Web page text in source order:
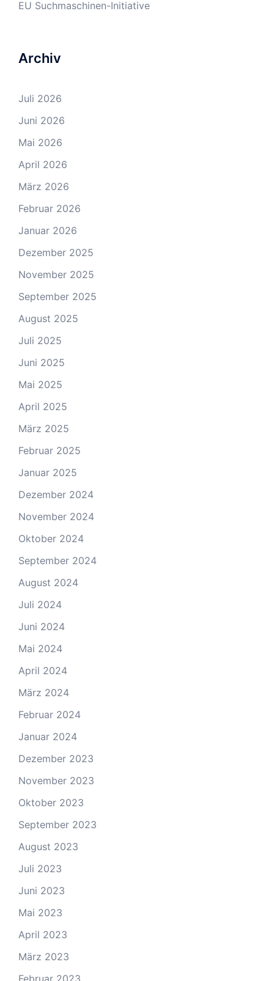
EU Suchmaschinen-Initiative
Archiv
Juli 2026
Juni 2026
Mai 2026
April 2026
März 2026
Februar 2026
Januar 2026
Dezember 2025
November 2025
September 2025
August 2025
Juli 2025
Juni 2025
Mai 2025
April 2025
März 2025
Februar 2025
Januar 2025
Dezember 2024
November 2024
Oktober 2024
September 2024
August 2024
Juli 2024
Juni 2024
Mai 2024
April 2024
März 2024
Februar 2024
Januar 2024
Dezember 2023
November 2023
Oktober 2023
September 2023
August 2023
Juli 2023
Juni 2023
Mai 2023
April 2023
März 2023
Februar 2023